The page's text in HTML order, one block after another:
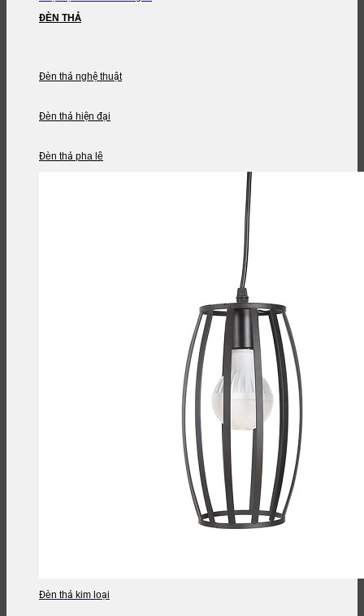
ĐÈN THẢ
Đèn thả nghệ thuật
Đèn thả hiện đại
Đèn thả pha lê
Đèn thả kim loại